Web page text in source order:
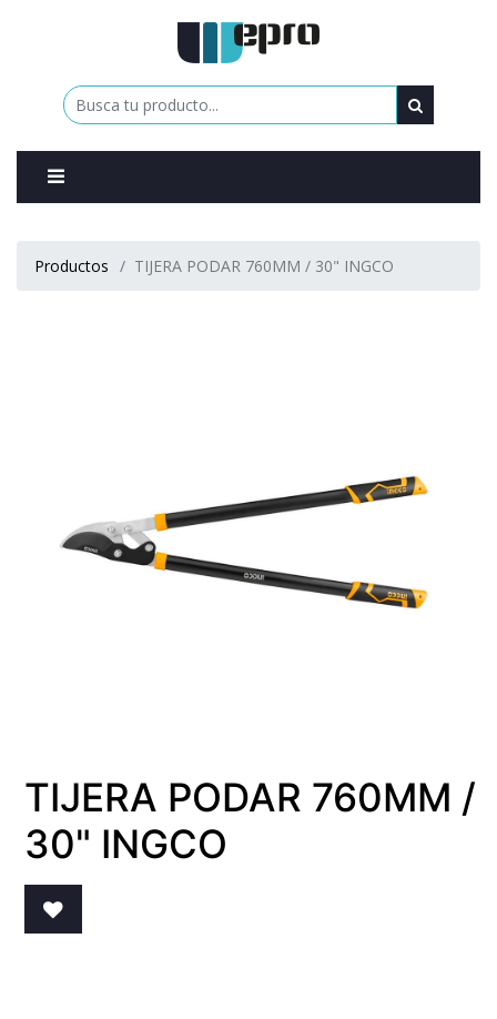
Productos TIJERA PODAR 760MM / 30" INGCO
TIJERA PODAR 760MM /
30" INGCO